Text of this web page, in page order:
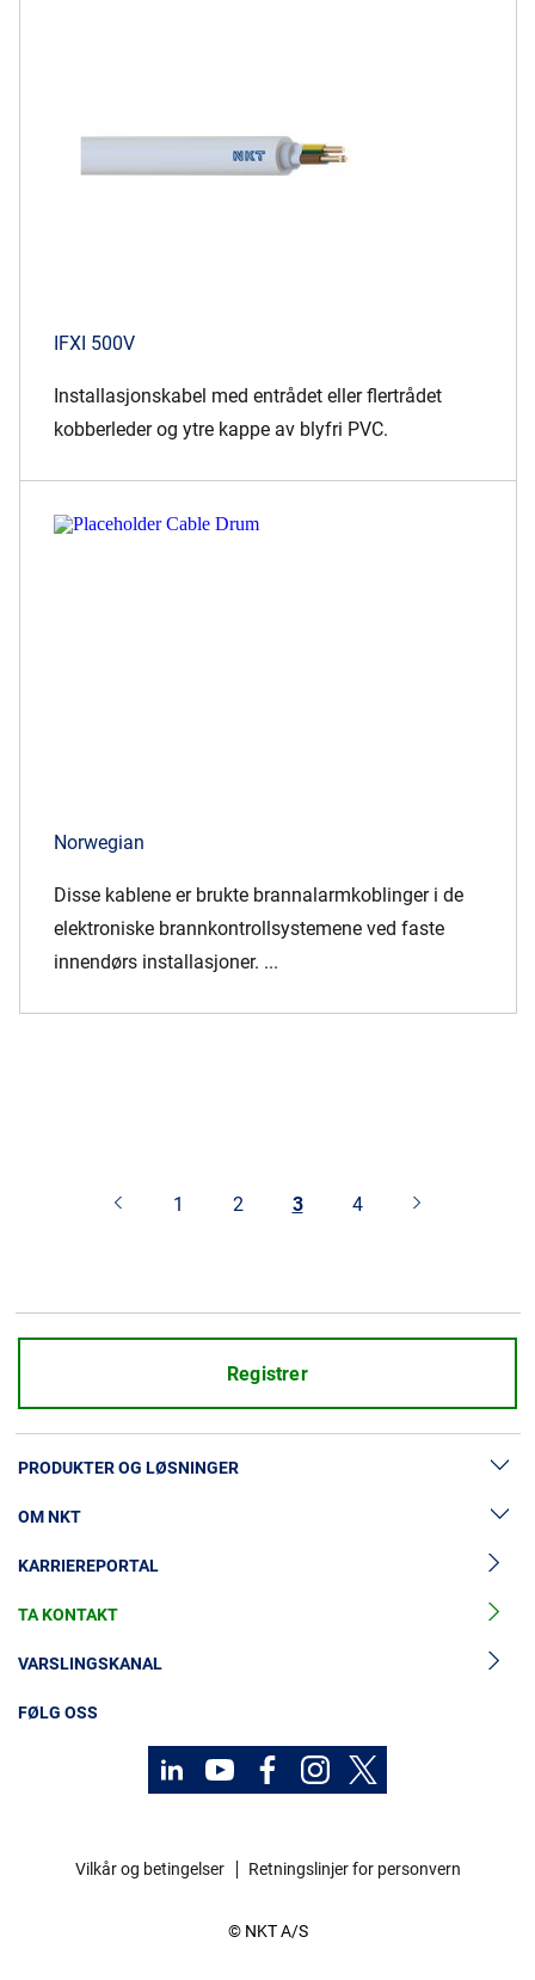
Karriere
IFXI 500V
Installasjonskabel med entrådet eller flertrådet
kobberleder og ytre kappe av blyfri PVC.
Norwegian
Disse kablene er brukte brannalarmkoblinger i de
elektroniske brannkontrollsystemene ved faste
innendørs installasjoner. ...
1 2 3 4
Registrer
PRODUKTER OG LØSNINGER
Lavspenningskabler
Mellomspenningskabler
Mellomspenningskabeltilbehør
Høyspenningskabelløsninger
OM NKT
Nyheter og presse
Vår historie
Investorer
Bærekraft
KARRIEREPORTAL
TA KONTAKT
VARSLINGSKANAL
FØLG OSS
© NKT A/S
Vilkår og betingelser Retningslinjer for personvern